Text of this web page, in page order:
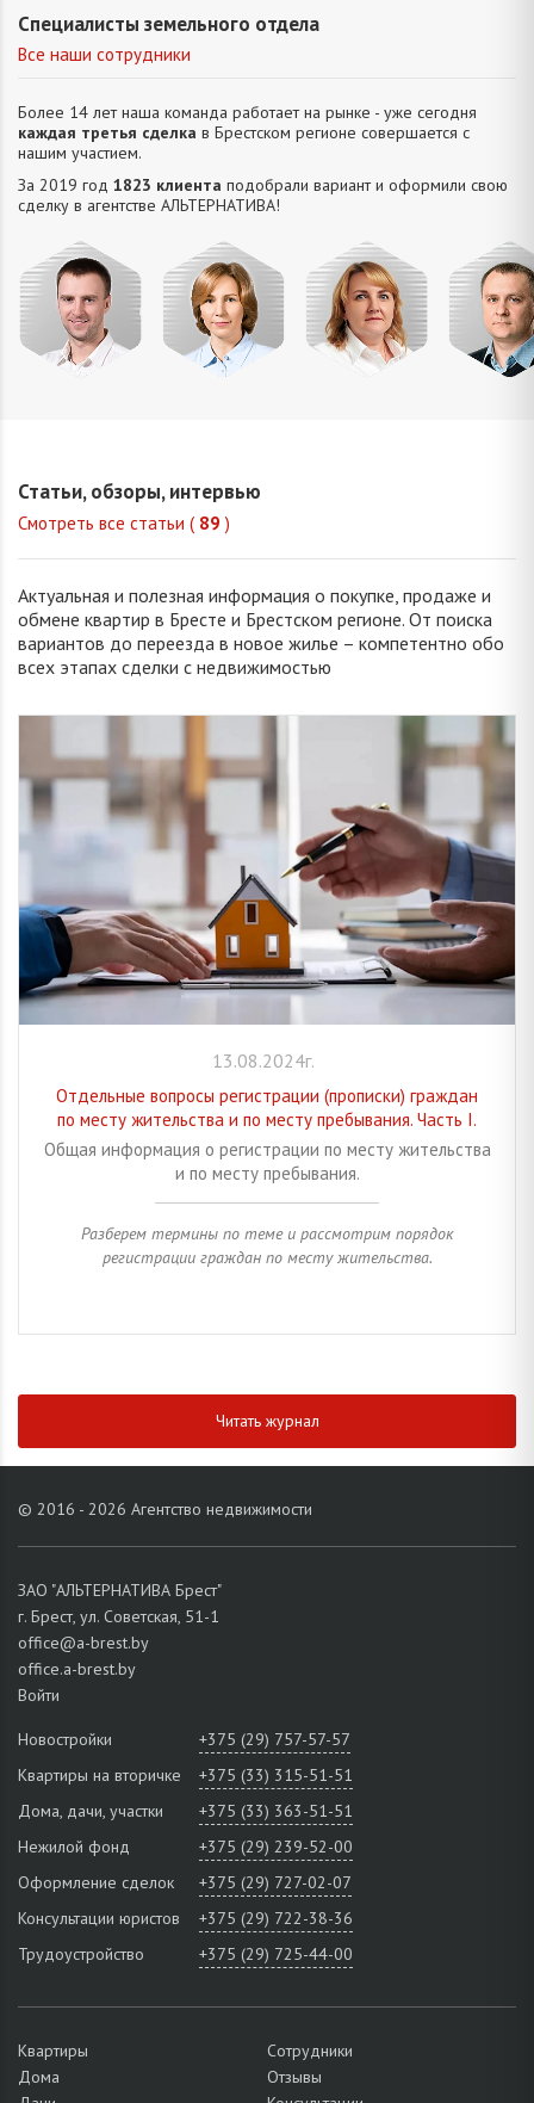
Специалисты земельного отдела
Все наши сотрудники
Более 14 лет наша команда работает на рынке - уже сегодня
каждая третья сделка в Брестском регионе совершается с
нашим участием.
За 2019 год 1823 клиента подобрали вариант и оформили свою
сделку в агентстве АЛЬТЕРНАТИВA!
Статьи, обзоры, интервью
Смотреть все статьи ( 89 )
Актуальная и полезная информация о покупке, продаже и
обмене квартир в Бресте и Брестском регионе. От поиска
вариантов до переезда в новое жилье – компетентно обо
всех этапах сделки с недвижимостью
13.08.2024г.
Отдельные вопросы регистрации (прописки) граждан
по месту жительства и по месту пребывания. Часть I.
Общая информация о регистрации по месту жительства
и по месту пребывания.
Разберем термины по теме и рассмотрим порядок
регистрации граждан по месту жительства.
Читать журнал
© 2016 - 2026 Агентство недвижимости
ЗАО "АЛЬТЕРНАТИВА Брест"
г. Брест, ул. Советская, 51-1
office@a-brest.by
office.a-brest.by
Войти
Новостройки
+375 (29) 757-57-57
Квартиры на вторичке
+375 (33) 315-51-51
Дома, дачи, участки
+375 (33) 363-51-51
Нежилой фонд
+375 (29) 239-52-00
Оформление сделок
+375 (29) 727-02-07
Консультации юристов
+375 (29) 722-38-36
Трудоустройство
+375 (29) 725-44-00
Квартиры
Дома
Сотрудники
Отзывы